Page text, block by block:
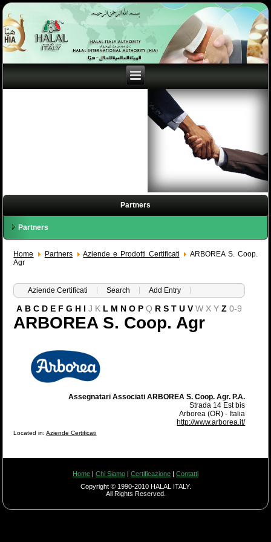
Partners
Partners
Home Partners Aziende e Prodotti Certificati
ARBOREA S. Coop.
Agr
Aziende Certificati Search Add Entry
A B C D E F G H I J K L M N O P Q R S T U V W X Y Z 0-9
ARBOREA S. Coop. Agr
Assegnatari Associati ARBOREA S. Coop. Agr. P.A.
Strada 14 Est bis
Arborea (OR) - Italia
http://www.arborea.it/
Located in:Aziende Certificati
Home Chi Siamo Certificazione
Contatti
Copyright © 1990-2010 HALAL ITALY.
All Rights Reserved.